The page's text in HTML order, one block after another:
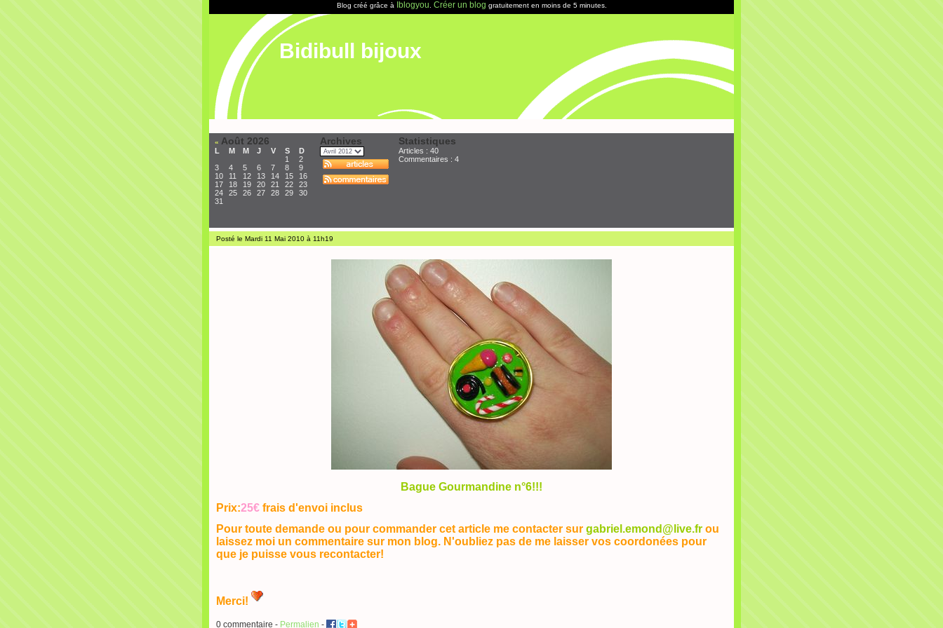
Blog créé grâce à Iblogyou Créer un blog gratuitement en moins de 5 minutes.
Bidibull bijoux
« Août 2026
L M M J V S
D
1
2
3
4 5 6 7 8
9
10
11 12 13 14 15
16
17
18 19 20 21 22
23
24
25 26 27 28 29
30
31
Archives Statistiques
Articles : 40
Commentaires : 4
Posté le Mardi 11 Mai 2010 à 11h19
Bague Gourmandine n°6!!!
Prix:25€ frais d'envoi inclus
Pour toute demande ou pour commander cet article me contacter sur gabriel.emond@live.fr ou
laissez moi un commentaire sur mon blog. N'oubliez pas de me laisser vos coordonées pour
que je puisse vous recontacter!
Merci!
0 commentaire - Permalien -